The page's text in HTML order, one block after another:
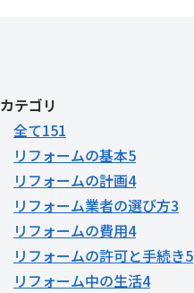
カテゴリ
全て151
リフォームの基本5
リフォームの計画4
リフォーム業者の選び方3
リフォームの費用4
リフォームの許可と手続き5
リフォーム中の生活4